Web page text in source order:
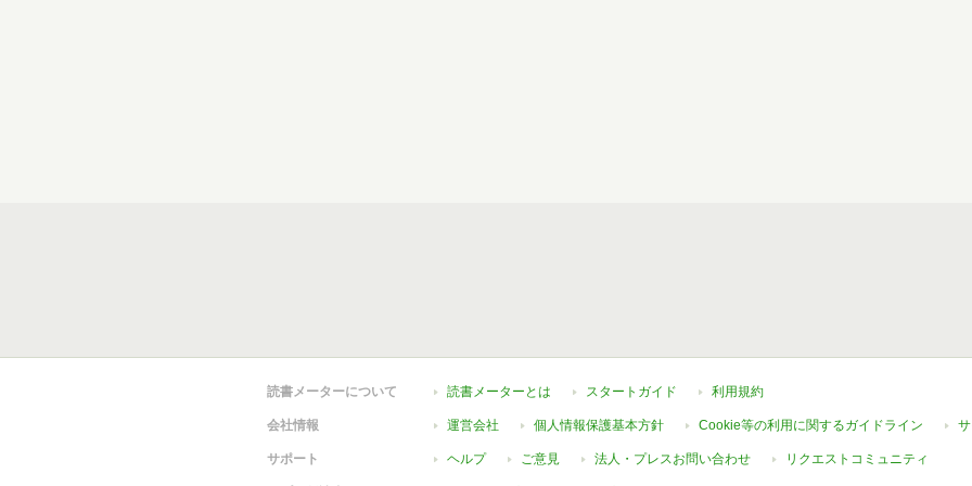
読書メーターについて 読書メーターとは スタートガイド 利用規約
会社情報 運営会社 個人情報保護基本方針 Cookie等の利用に関するガイドライン
サポート ヘルプ ご意見 法人・プレスお問い合わせ リクエストコミュニティ